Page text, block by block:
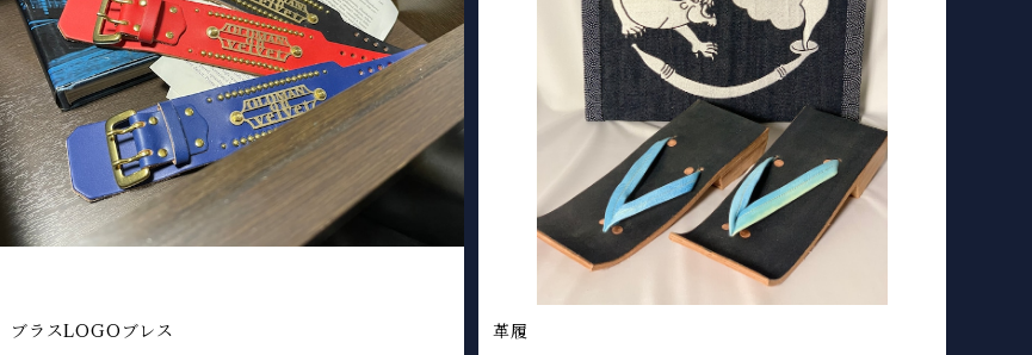
ブラスLOGOブレス
革履